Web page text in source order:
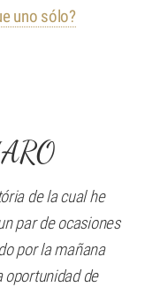
uno sólo?
de la cual he
par de ocasiones
por la mañana
oportunidad de